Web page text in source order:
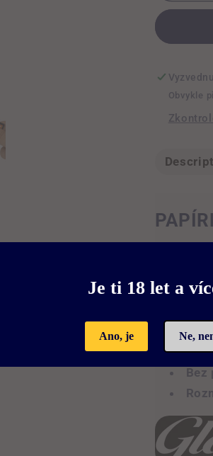
Obvykle
Mallow.
40
Bez
Je ti 18 let a
Ano, je Ne,